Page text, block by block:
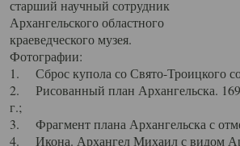
старший научный сотрудник
Архангельского областного
краеведческого музея.
Фотографии:
1. Сброс купола со Свято-Троицкого
2. Рисованный план Архангельска.
г.;
3. Фрагмент плана Архангельска с
4. Икона. Архангел Михаил с видом